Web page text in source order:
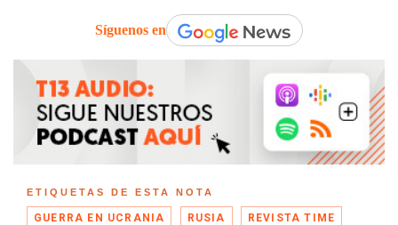
Síguenos en
ETIQUETAS DE ESTA NOTA
GUERRA EN UCRANIA RUSIA REVISTA TIME